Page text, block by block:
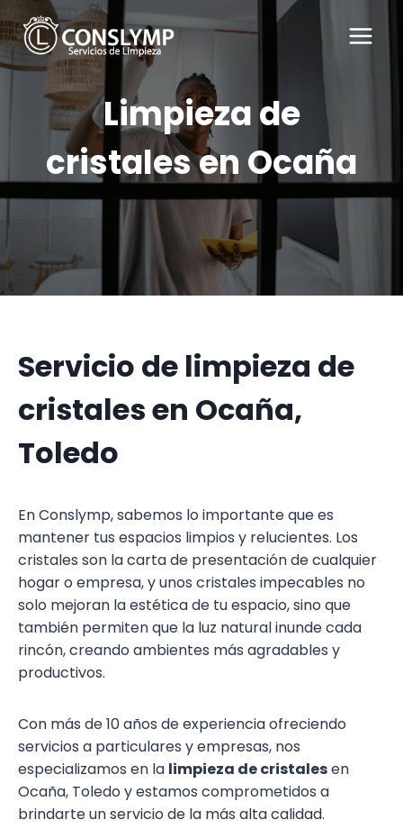
Saltar
al
contenido
Limpieza de
cristales en Ocaña
Servicio de limpieza de
cristales en Ocaña,
Toledo
En Conslymp, sabemos lo importante que es
mantener tus espacios limpios y relucientes. Los
cristales son la carta de presentación de cualquier
hogar o empresa, y unos cristales impecables no
solo mejoran la estética de tu espacio, sino que
también permiten que la luz natural inunde cada
rincón, creando ambientes más agradables y
productivos.
Con más de 10 años de experiencia ofreciendo
servicios a particulares y empresas, nos
especializamos en la limpieza de cristalesen
Ocaña, Toledo y estamos comprometidos a
brindarte un servicio de la más alta calidad.